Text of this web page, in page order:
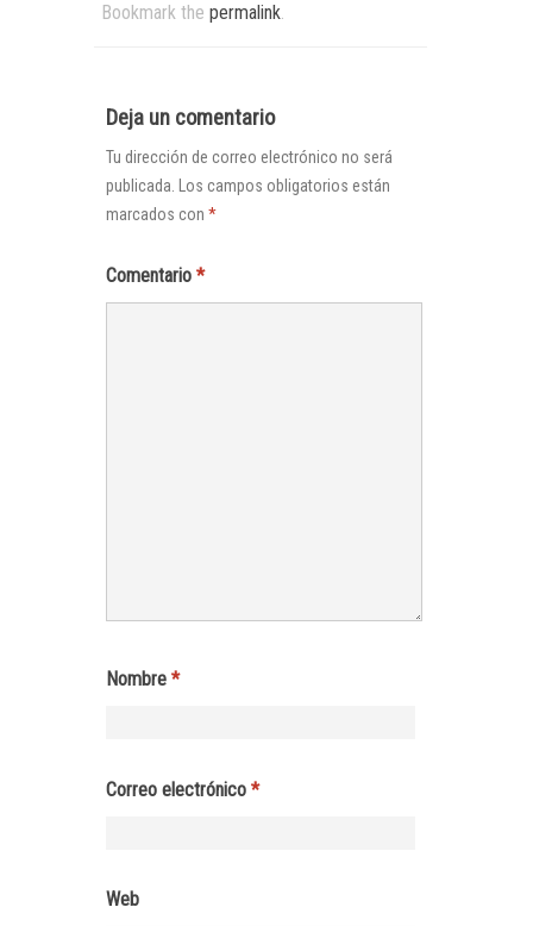
Bookmark the permalink.
Deja un comentario
Tu dirección de correo electrónico no será
publicada. Los campos obligatorios están
marcados con *
Comentario *
Nombre *
Correo electrónico *
Web